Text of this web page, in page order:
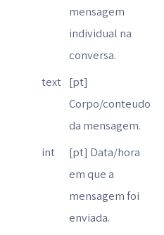
mensagem
individual na
conversa.
text [pt]
Corpo/conteudo
da mensagem.
int
[pt] Data/hora
em que a
mensagem foi
enviada.